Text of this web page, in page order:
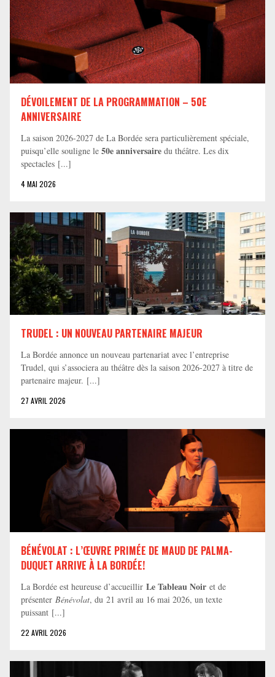
DÉVOILEMENT DE LA PROGRAMMATION – 50E
ANNIVERSAIRE
La saison 2026-2027 de La Bordée sera particulièrement spéciale,
puisqu’elle souligne le 50e anniversaire du théâtre. Les dix
spectacles [...]
4 MAI 2026
TRUDEL : UN NOUVEAU PARTENAIRE MAJEUR
La Bordée annonce un nouveau partenariat avec l’entreprise
Trudel, qui s’associera au théâtre dès la saison 2026-2027 à titre de
partenaire majeur. [...]
27 AVRIL 2026
BÉNÉVOLAT : L’ŒUVRE PRIMÉE DE MAUD DE PALMA-
DUQUET ARRIVE À LA BORDÉE!
La Bordée est heureuse d’accueillir Le Tableau Noir et de
présenter Bénévolat, du 21 avril au 16 mai 2026, un texte
puissant [...]
22 AVRIL 2026